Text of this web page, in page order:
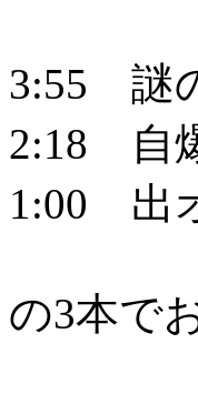
3:55 謎
2:18 自
1:00 出
の3本で